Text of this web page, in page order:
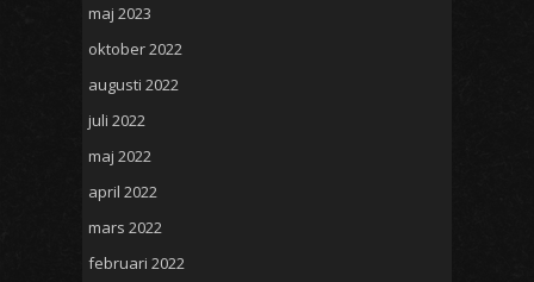
maj 2023
oktober 2022
augusti 2022
juli 2022
maj 2022
april 2022
mars 2022
februari 2022